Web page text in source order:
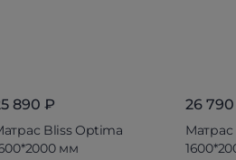
890 ₽
Bliss Optima
мм
26